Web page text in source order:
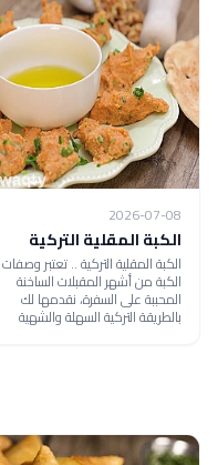
2026-07-08
الكبة المقلية التركية
الكبة المقلية التركية .. تعتبر وصفات
الكبة من أشهر المقبلات الساخنة
المحببة على السفرة، نقدمها لك
بالطريقة التركية السهلة والشهية